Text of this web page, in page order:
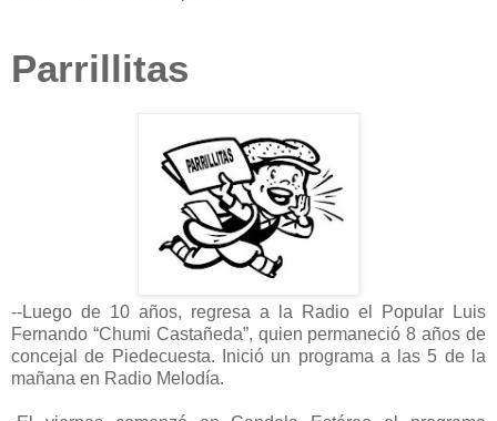
Parrillitas
--Luego de 10 años, regresa a la Radio el Popular Luis
Fernando “Chumi Castañeda”, quien permaneció 8 años de
concejal de Piedecuesta. Inició un programa a las 5 de la
mañana en Radio Melodía.